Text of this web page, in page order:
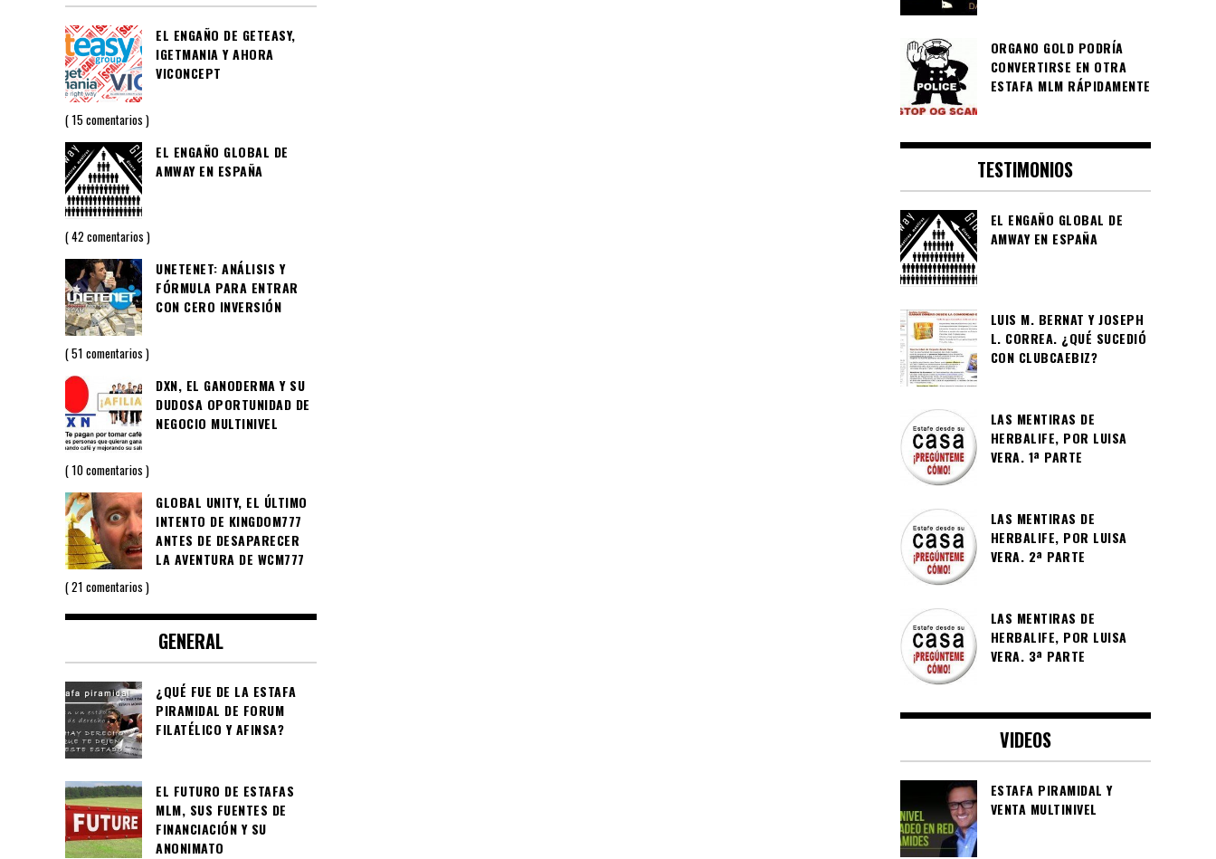
EL ENGAÑO DE GETEASY,
IGETMANIA Y AHORA
VICONCEPT
15 comentarios
EL ENGAÑO GLOBAL DE
AMWAY EN ESPAÑA
42 comentarios
UNETENET: ANÁLISIS Y
FÓRMULA PARA ENTRAR
CON CERO INVERSIÓN
51 comentarios
DXN, EL GANODERMA Y SU
DUDOSA OPORTUNIDAD DE
NEGOCIO MULTINIVEL
10 comentarios
GLOBAL UNITY, EL ÚLTIMO
INTENTO DE KINGDOM777
ANTES DE DESAPARECER
LA AVENTURA DE WCM777
21 comentarios
GENERAL
¿QUÉ FUE DE LA ESTAFA
PIRAMIDAL DE FORUM
FILATÉLICO Y AFINSA?
EL FUTURO DE ESTAFAS
MLM, SUS FUENTES DE
FINANCIACIÓN Y SU
ANONIMATO
ORGANO GOLD PODRÍA
CONVERTIRSE EN OTRA
ESTAFA MLM RÁPIDAMENTE
TESTIMONIOS
EL ENGAÑO GLOBAL DE
AMWAY EN ESPAÑA
LUIS M. BERNAT Y JOSEPH
L. CORREA. ¿QUÉ SUCEDIÓ
CON CLUBCAEBIZ?
LAS MENTIRAS DE
HERBALIFE, POR LUISA
VERA. 1ª PARTE
LAS MENTIRAS DE
HERBALIFE, POR LUISA
VERA. 2ª PARTE
LAS MENTIRAS DE
HERBALIFE, POR LUISA
VERA. 3ª PARTE
VIDEOS
ESTAFA PIRAMIDAL Y
VENTA MULTINIVEL